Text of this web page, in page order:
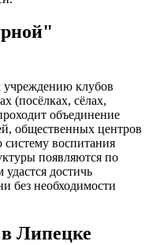
учреждению клубов
(посёлках, сёлах,
объединение
общественных центров
воспитания
появляются по
достичь
без необходимости
Липецке